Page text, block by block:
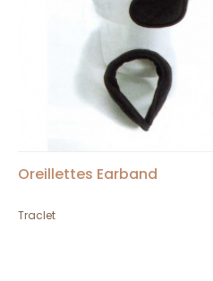
Oreillettes Earband
Traclet